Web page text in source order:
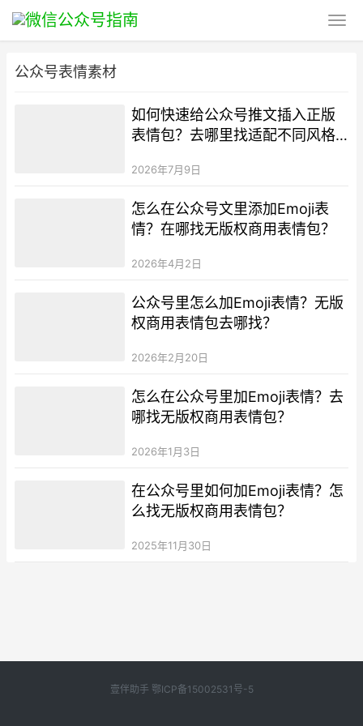
公众号表情素材
如何快速给公众号推文插入正版
表情包？去哪里找适配不同风格
2026年7月9日
怎么在公众号文里添加Emoji表
情？在哪找无版权商用表情包？
2026年4月2日
公众号里怎么加Emoji表情？无版
权商用表情包去哪找？
2026年2月20日
怎么在公众号里加Emoji表情？去
哪找无版权商用表情包？
2026年1月3日
在公众号里如何加Emoji表情？怎
么找无版权商用表情包？
2025年11月30日
壹伴助手 鄂ICP备15002531号-5